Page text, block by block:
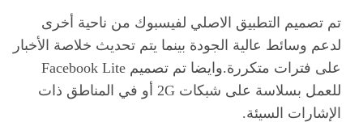
تم تصميم التطبيق الاصلي لفيسبوك من ناحية أخرى
لدعم وسائط عالية الجودة بينما يتم تحديث خلاصة الأخبار
على فترات متكررة.وايضا تم تصميم Facebook Lite
للعمل بسلاسة على شبكات 2G أو في المناطق ذات
الإشارات السيئة.